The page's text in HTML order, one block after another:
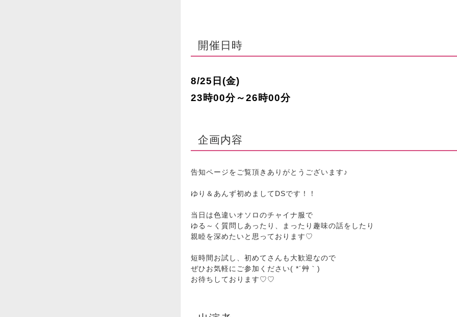
開催日時
8/25日(金)
23時00分～26時00分
企画内容
告知ページをご覧頂きありがとうございます♪
ゆり＆あんず初めましてDSです！！
当日は色違いオソロのチャイナ服で
ゆる～く質問しあったり、まったり趣味の話をしたり
親睦を深めたいと思っております♡
短時間お試し、初めてさんも大歓迎なので
ぜひお気軽にご参加ください( *´艸｀)
お待ちしております♡♡